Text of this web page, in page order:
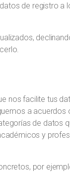
de registro a
nos facilite tus
a
de datos
y
por